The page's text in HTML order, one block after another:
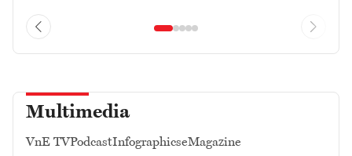
Multimedia
VnE TVPodcastInfographicseMagazine